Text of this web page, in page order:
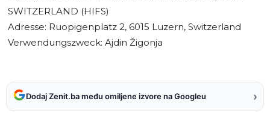
SWITZERLAND (HIFS)
Adresse: Ruopigenplatz 2, 6015 Luzern, Switzerland
Verwendungszweck: Ajdin Žigonja
Dodaj Zenit.ba među omiljene izvore na Googleu ›